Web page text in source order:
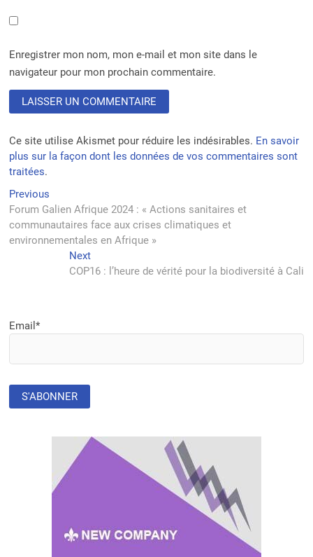
Enregistrer mon nom, mon e-mail et mon site dans le
navigateur pour mon prochain commentaire.
Ce site utilise Akismet pour réduire les indésirables. En savoir
plus sur la façon dont les données de vos commentaires sont
traitées.
Navigation
de
l’article
Previous
post:
Forum Galien Afrique 2024 : « Actions sanitaires et
communautaires face aux crises climatiques et
environnementales en Afrique »
NextNext
post:
COP16 : l’heure de vérité pour la biodiversité à Cali
Email*